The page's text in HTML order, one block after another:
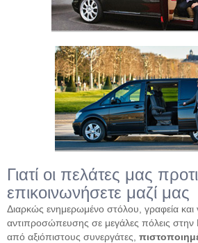
Γιατί οι πελάτες μας
επικοινωνήσετε μαζί μας
Διαρκώς ενημερωμένο στόλου, γραφεία και
αντιπροσώπευσης σε μεγάλες πόλεις
από αξιόπιστους συνεργάτες,